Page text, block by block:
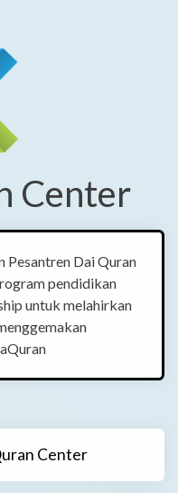
Center
Pesantren Dai Quran
pendidikan
untuk melahirkan
Center